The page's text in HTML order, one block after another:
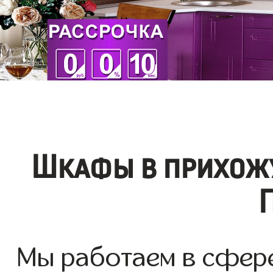
Шкафы в
Мы работаем в